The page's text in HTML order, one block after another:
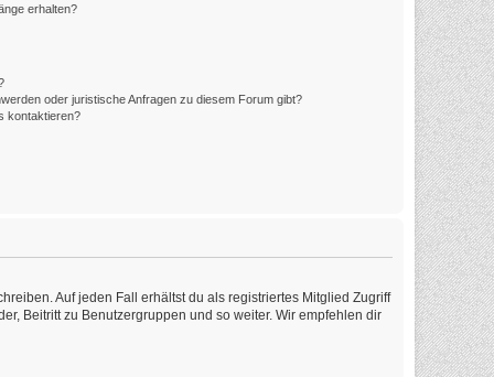
erhalten?
oder juristische Anfragen zu diesem Forum gibt?
kontaktieren?
Auf jeden Fall erhältst du als registriertes Mitglied Zugriff
Beitritt zu Benutzergruppen und so weiter. Wir empfehlen dir